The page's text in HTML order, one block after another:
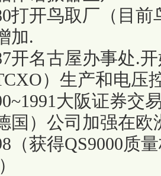
打开鸟取厂（目
加.
开名古屋办事处.
）生产和电
大阪证券交
国）公司加强在
（获得QS9000质